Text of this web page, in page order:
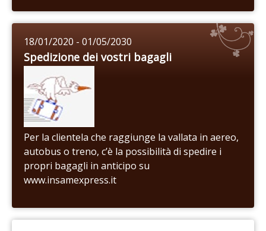
18/01/2020 - 01/05/2030
Spedizione dei vostri bagagli
Per la clientela che raggiunge la vallata in aereo,
autobus o treno, c’è la possibilità di spedire i
propri bagagli in anticipo su
www.insamexpress.it